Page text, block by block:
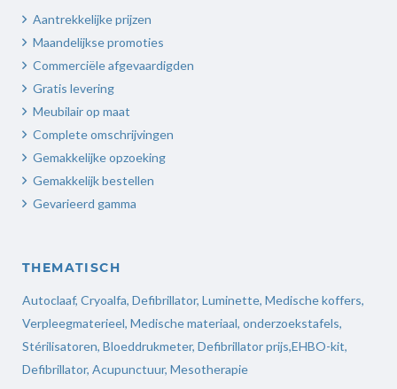
Aantrekkelijke prijzen
Maandelijkse promoties
Commerciële afgevaardigden
Gratis levering
Meubilair op maat
Complete omschrijvingen
Gemakkelijke opzoeking
Gemakkelijk bestellen
Gevarieerd gamma
THEMATISCH
Autoclaaf, Cryoalfa, Defibrillator, Luminette, Medische koffers,
Verpleegmaterieel, Medische materiaal, onderzoekstafels,
Stérilisatoren, Bloeddrukmeter, Defibrillator prijs,EHBO-kit,
Defibrillator, Acupunctuur, Mesotherapie